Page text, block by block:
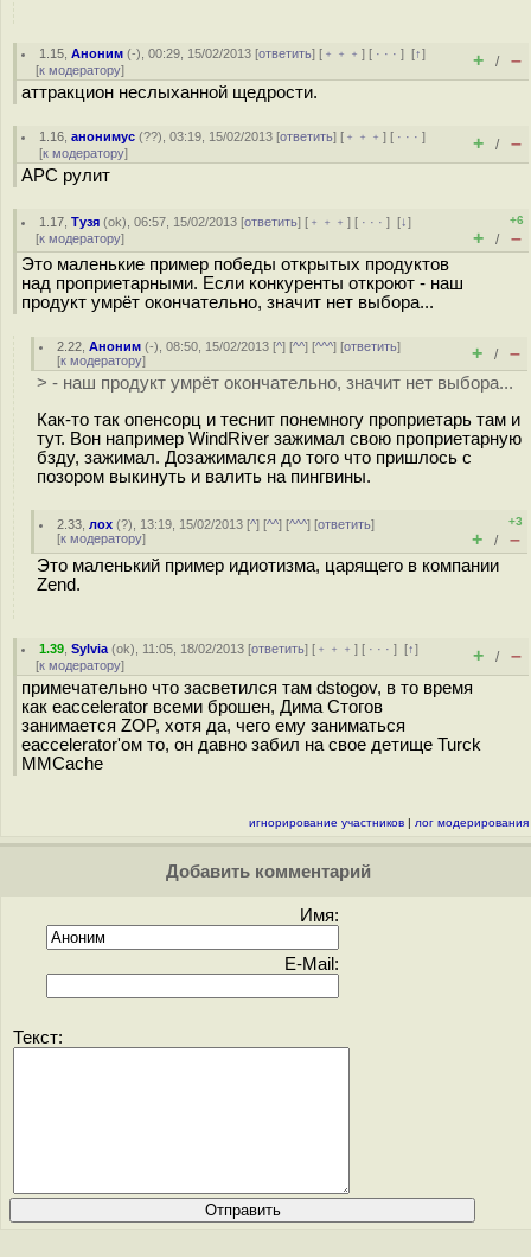
1.15 ,Аноним (-), 00:29, 15/02/2013 [ответить] [ ﹢﹢﹢] [ · · ·][↑]
[к модератору] + / –
аттракцион неслыханной щедрости.
1.16 ,анонимус (??), 03:19, 15/02/2013 [ответить] [ ﹢﹢﹢] [ · · ·]
[к модератору] + / –
APC рулит
1.17 ,Тузя (ok), 06:57, 15/02/2013 [ответить] [ ﹢﹢﹢] [ · · ·][↓]
[к модератору]
+6
+ / –
Это маленькие пример победы открытых продуктов
над проприетарными. Если конкуренты откроют - наш
продукт умрёт окончательно, значит нет выбора...
2.22 ,Аноним (-), 08:50, 15/02/2013 [^] [^^] [^^^] [ответить]
[к модератору] + / –
> - наш продукт умрёт окончательно, значит нет выбора...
Как-то так опенсорц и теснит понемногу проприетарь там и
тут. Вон например WindRiver зажимал свою проприетарную
бзду, зажимал. Дозажимался до того что пришлось с
позором выкинуть и валить на пингвины.
2.33 ,лох (?), 13:19, 15/02/2013 [^] [^^] [^^^] [ответить]
[к модератору]
+3
+ / –
Это маленький пример идиотизма, царящего в компании
Zend.
1.39 ,Sylvia (ok), 11:05, 18/02/2013 [ответить] [ ﹢﹢﹢] [ · · ·][↑]
[к модератору] + / –
примечательно что засветился там dstogov, в то время
как eaccelerator всеми брошен, Дима Стогов
занимается ZOP, хотя да, чего ему заниматься
eaccelerator'ом то, он давно забил на свое детище Turck
MMCache
игнорирование участников | лог модерирования
Добавить комментарий
Имя:
E-Mail:
Текст: